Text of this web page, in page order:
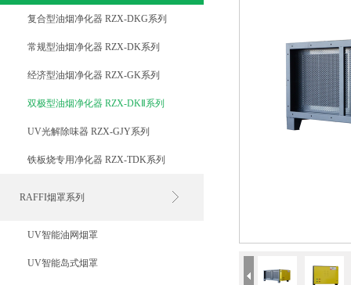
复合型油烟净化器 RZX-DKG系列
常规型油烟净化器 RZX-DK系列
经济型油烟净化器 RZX-GK系列
双极型油烟净化器 RZX-DKⅡ系列
UV光解除味器 RZX-GJY系列
铁板烧专用净化器 RZX-TDK系列
RAFFI烟罩系列
UV智能油网烟罩
UV智能岛式烟罩